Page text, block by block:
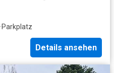
·Parkplatz
Details ansehen